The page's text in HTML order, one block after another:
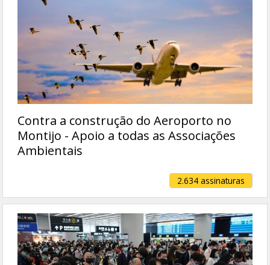
Contra a construção do Aeroporto no
Montijo - Apoio a todas as Associações
Ambientais
2.634 assinaturas